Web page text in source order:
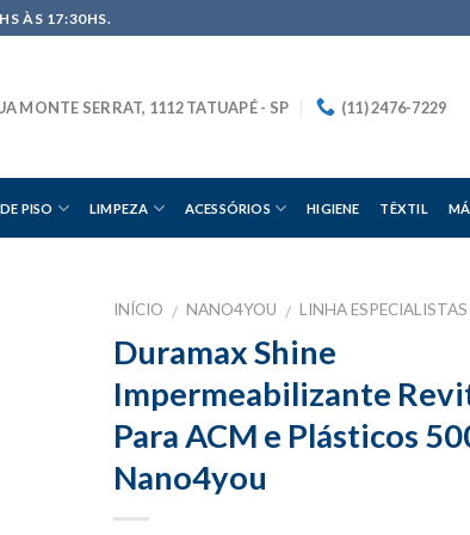
ÀS 17:30HS.
MONTE SERRAT, 1112 TATUAPÉ - SP (11) 2476-7229
PISO LIMPEZA ACESSÓRIOS HIGIENE TÊXTIL
INÍCIO / NANO4YOU / LINHA ESPECIALISTAS
Duramax Shine
Impermeabilizante
Para ACM e Plásticos
Nano4you